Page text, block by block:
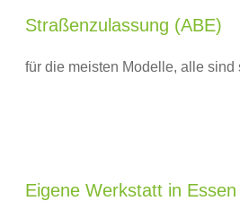
Straßenzulassung (ABE)
für die meisten Modelle, alle sind
Eigene Werkstatt in Essen